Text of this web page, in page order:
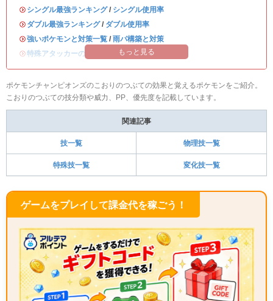
・ シングル最強ランキング/ シングル使用率
・ ダブル最強ランキング/ ダブル使用率
・強いポケモンと対策一覧 / 雨パ構築と対策
・特殊アタッカーのおすすめランキング
もっと見る
ポケモンチャンピオンズのこおりのつぶての効果と覚えるポケモンをご紹介。
こおりのつぶての技分類や威力、PP、優先度を記載しています。
関連記事
技一覧 物理技一覧
特殊技一覧 変化技一覧
ゲームをプレイして課金代を稼ごう！